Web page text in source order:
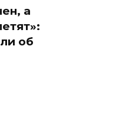
а
об